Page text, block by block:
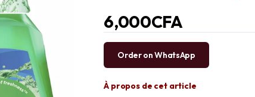
6,000CFA
Order on WhatsApp
À propos de cet article